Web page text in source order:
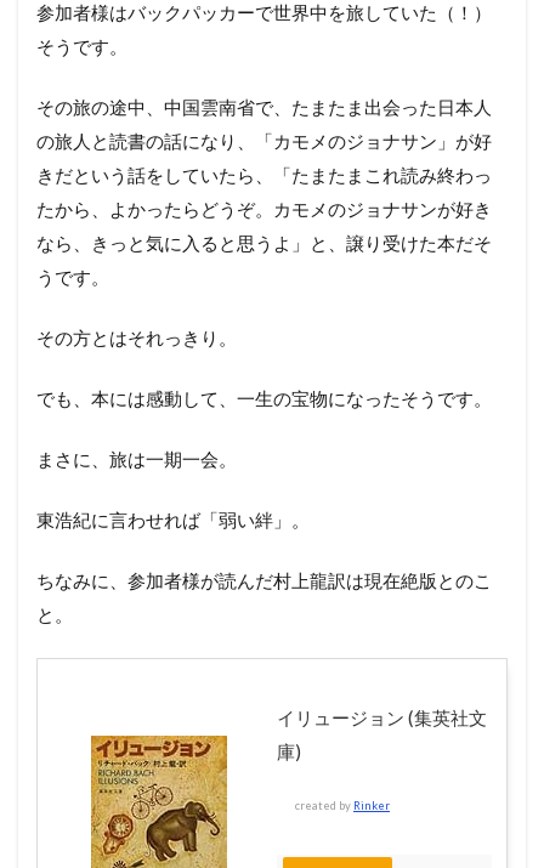
参加者様はバックパッカーで世界中を旅していた（！）
そうです。
その旅の途中、中国雲南省で、たまたま出会った日本人
の旅人と読書の話になり、「カモメのジョナサン」が好
きだという話をしていたら、「たまたまこれ読み終わっ
たから、よかったらどうぞ。カモメのジョナサンが好き
なら、きっと気に入ると思うよ」と、譲り受けた本だそ
うです。
その方とはそれっきり。
でも、本には感動して、一生の宝物になったそうです。
まさに、旅は一期一会。
東浩紀に言わせれば「弱い絆」。
ちなみに、参加者様が読んだ村上龍訳は現在絶版とのこ
と。
イリュージョン (集英社文
庫)
created by Rinker